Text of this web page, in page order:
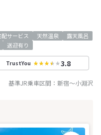
配サービス 天然温泉
露天風呂
送迎有り
TrustYou 3.8
基準JR乗車区間： 新宿～小淵沢